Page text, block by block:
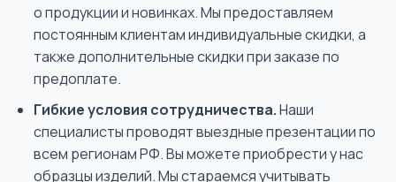
о продукции и новинках. Мы предоставляем
постоянным клиентам индивидуальные скидки, а
также дополнительные скидки при заказе по
предоплате.
Гибкие условия сотрудничества.Наши
специалисты проводят выездные презентации по
всем регионам РФ. Вы можете приобрести у нас
образцы изделий. Мы стараемся учитывать